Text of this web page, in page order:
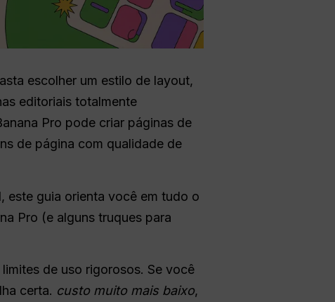
escolher um estilo de layout,
editoriais totalmente
Pro pode criar páginas de
de página com qualidade de
este guia orienta você em tudo o
Pro (e alguns truques para
de uso rigorosos. Se você
certa. custo muito mais baixo,